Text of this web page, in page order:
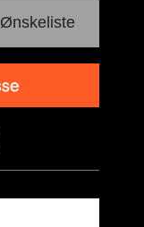
Ønskeliste